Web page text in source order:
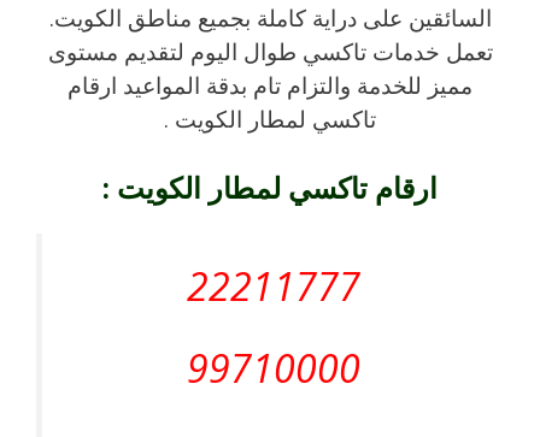
السائقين على دراية كاملة بجميع مناطق الكويت.
تعمل خدمات تاكسي طوال اليوم لتقديم مستوى
مميز للخدمة والتزام تام بدقة المواعيد ارقام
تاكسي لمطار الكويت .
ارقام تاكسي لمطار الكويت :
22211777
99710000